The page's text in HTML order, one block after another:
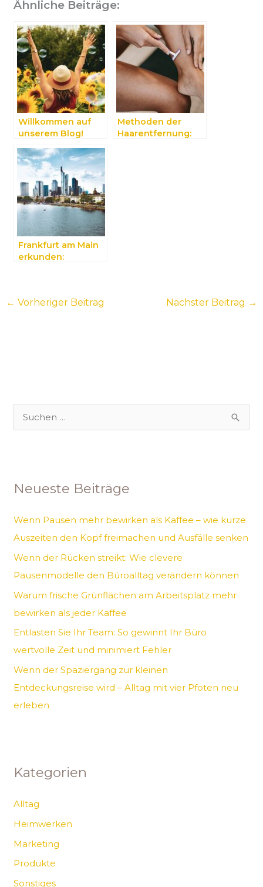
Ähnliche Beiträge:
Willkommen auf
unserem Blog!
Methoden der
Haarentfernung:
Frankfurt am Main
erkunden:
← Vorheriger Beitrag Nächster Beitrag →
e
n
a
c
h
:
Neueste Beiträge
Wenn Pausen mehr bewirken als Kaffee – wie kurze
Auszeiten den Kopf freimachen und Ausfälle senken
Wenn der Rücken streikt: Wie clevere
Pausenmodelle den Büroalltag verändern können
Warum frische Grünflächen am Arbeitsplatz mehr
bewirken als jeder Kaffee
Entlasten Sie Ihr Team: So gewinnt Ihr Büro
wertvolle Zeit und minimiert Fehler
Wenn der Spaziergang zur kleinen
Entdeckungsreise wird – Alltag mit vier Pfoten neu
erleben
Kategorien
Alltag
Heimwerken
Marketing
Produkte
Sonstiges